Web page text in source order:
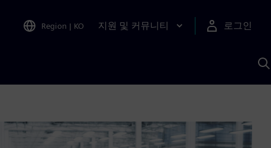
Region | KO 지원 및 커뮤니티 로그인